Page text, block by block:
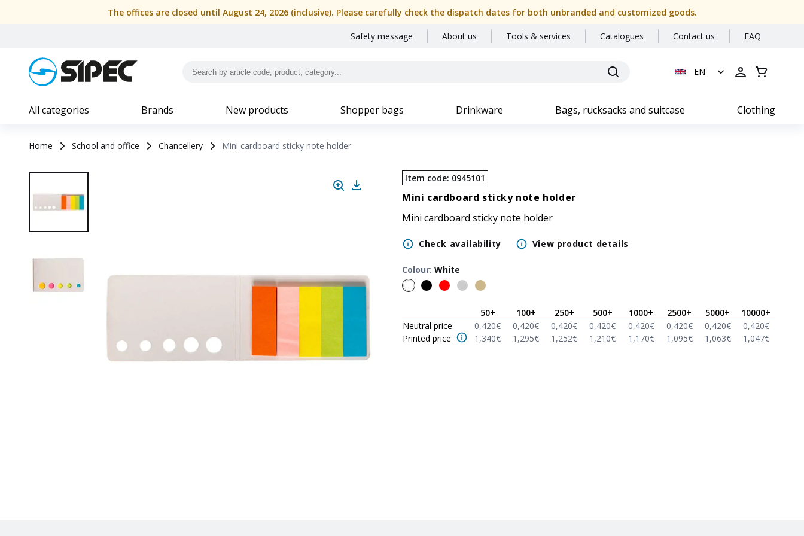
The offices are closed until August 24, 2026 (inclusive). Please carefully check the dispatch dates for both unbranded and customized goods.
Safety message About us Tools & services Catalogues Contact us FAQ
EN
All categories Brands New products Shopper bags Drinkware Bags, rucksacks and suitcase Clothing
Home School and office Chancellery Mini cardboard sticky note holder
Item code: 0945101
Mini cardboard sticky note holder
Mini cardboard sticky note holder
Check availability View product details
Colour: White
50+ 100+ 250+ 500+ 1000+ 2500+ 5000+ 10000+
Neutral price
0,420€ 0,420€ 0,420€ 0,420€ 0,420€ 0,420€ 0,420€ 0,420€
Printed price
1,340€ 1,295€ 1,252€ 1,210€ 1,170€ 1,095€ 1,063€ 1,047€